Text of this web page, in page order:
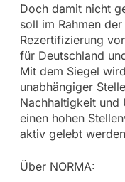
Doch damit nicht
soll im Rahmen
Rezertifizierung
für Deutschland
Mit dem Siegel
unabhängiger
Nachhaltigkeit und
einen hohen
aktiv gelebt
Über NORMA: